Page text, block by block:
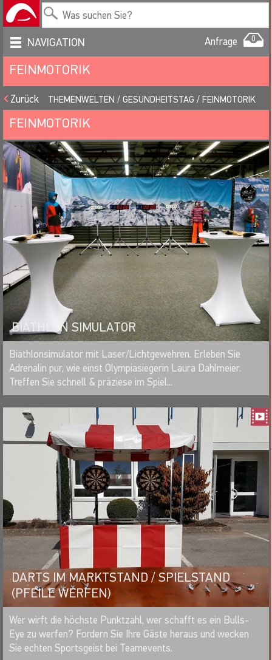
NAVIGATION Anfrage 0
FEINMOTORIK
Zurück THEMENWELTEN GESUNDHEITSTAG FEINMOTORIK
FEINMOTORIK
BIATHLON SIMULATOR
MERKEN
Biathlonsimulator mit Laser/Lichtgewehren. Erleben Sie
Adrenalin pur, wie einst Olympiasiegerin Laura Dahlmeier.
Treffen Sie schnell & präziese im Spiel...
DARTS IM MARKTSTAND / SPIELSTAND
(PFEILE WERFEN)
MERKEN
Wer wirft die höchste Punktzahl, wer schafft es ein Bulls-
Eye zu werfen? Fordern Sie Ihre Gäste heraus und wecken
Sie echten Sportsgeist bei Teamevents.